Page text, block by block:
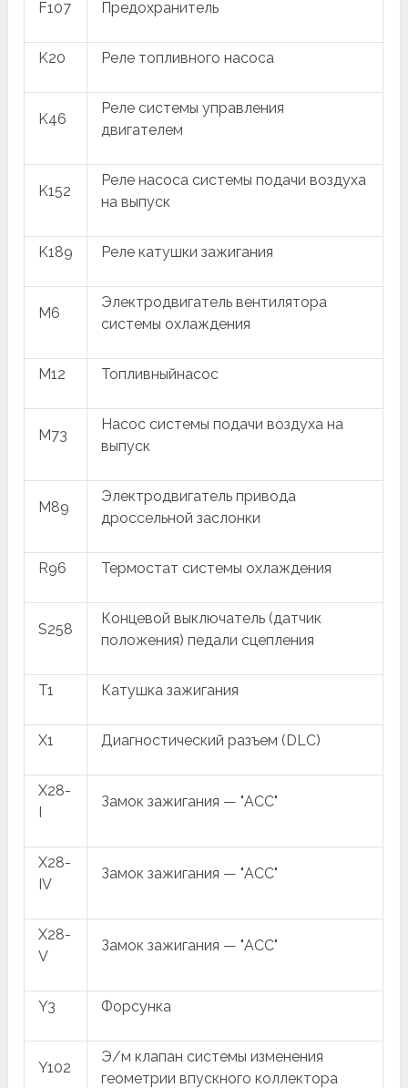
F107 Предохранитель
K20 Реле топливного насоса
K46
Реле системы управления
двигателем
K152
Реле насоса системы подачи воздуха
на выпуск
K189 Реле катушки зажигания
M6
Электродвигатель вентилятора
системы охлаждения
M12 Топливныйнасос
M73
Насос системы подачи воздуха на
выпуск
M89
Электродвигатель привода
дроссельной заслонки
R96 Термостат системы охлаждения
S258
Концевой выключатель (датчик
положения) педали сцепления
T1 Катушка зажигания
X1 Диагностический разъем (DLC)
X28-
I
Замок зажигания — "ACC"
X28-
IV
Замок зажигания — "ACC"
X28-
V
Замок зажигания — "ACC"
Y3 Форсунка
Y102
Э/м клапан системы изменения
геометрии впускного коллектора